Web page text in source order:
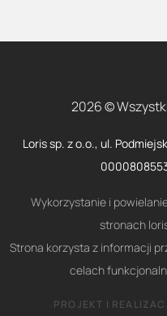
2026 ©
Loris sp. z o.o., ul.
Wykorzystanie i
stronach
Strona korzysta z informacji
celach
PROJEKT I